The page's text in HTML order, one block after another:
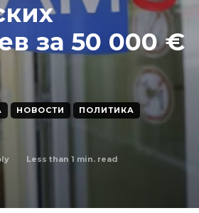
за 50 000 €
НОВОСТИ
ПОЛИТИКА
Less than 1 min. read